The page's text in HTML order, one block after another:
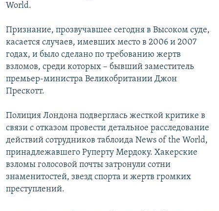
РАСПИСАНИЕ ВЕЩАНИЯ
ПОДПИШИТЕСЬ НА РАССЫЛКУ
СОЦИАЛЬНЫЕ СЕТИ
Все сайты РСЕ/РС
World.
Признание, прозвучавшее сегодня в Высоком суде,
касается случаев, имевших место в 2006 и 2007
годах, и было сделано по требованию жертв
взломов, среди которых – бывший заместитель
премьер-министра Великобритании Джон
Прескотт.
Полиция Лондона подверглась жесткой критике в
связи с отказом провести детальное расследование
действий сотрудников таблоида News of the World,
принадлежавшего Руперту Мердоку. Хакерские
взломы голосовой почты затронули сотни
знаменитостей, звезд спорта и жертв громких
преступлений.